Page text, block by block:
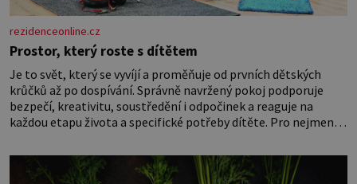
rezidenceonline.cz
Prostor, který roste s dítětem
Je to svět, který se vyvíjí a proměňuje od prvních dětských
krůčků až po dospívání. Správně navržený pokoj podporuje
bezpečí, kreativitu, soustředění i odpočinek a reaguje na
každou etapu života a specifické potřeby dítěte. Pro nejmenší
miminka měl působit především klidně a útulně. Předškolní
věk je